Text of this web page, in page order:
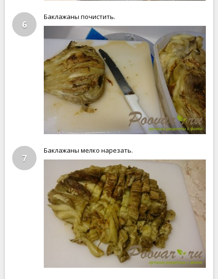
6
Баклажаны почистить.
7
Баклажаны мелко нарезать.